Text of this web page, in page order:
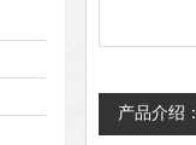
产品介绍：